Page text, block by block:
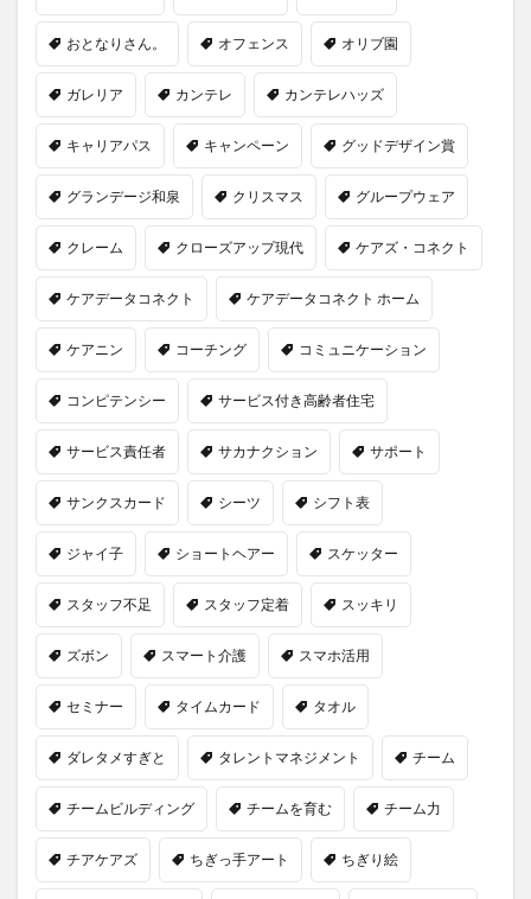
おとなりさん。 オフェンス オリブ園
ガレリア カンテレ カンテレハッズ
キャリアパス キャンペーン グッドデザイン賞
グランデージ和泉 クリスマス グループウェア
クレーム クローズアップ現代 ケアズ・コネクト
ケアデータコネクト ケアデータコネクト ホーム
ケアニン コーチング コミュニケーション
コンピテンシー サービス付き高齢者住宅
サービス責任者 サカナクション サポート
サンクスカード シーツ シフト表
ジャイ子 ショートヘアー スケッター
スタッフ不足 スタッフ定着 スッキリ
ズボン スマート介護 スマホ活用
セミナー タイムカード タオル
ダレタメすぎと タレントマネジメント チーム
チームビルディング チームを育む チーム力
チアケアズ ちぎっ手アート ちぎり絵